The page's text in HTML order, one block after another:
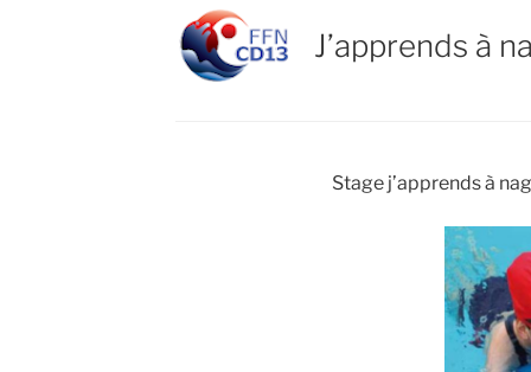
J’apprends à
Stage j’apprends à